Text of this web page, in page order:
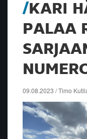
KARI
PALAA
09.08.2023 / Timo